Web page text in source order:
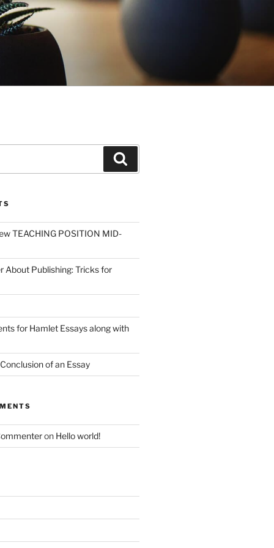
TEACHING POSITION MID-
About Publishing: Tricks for
for Hamlet Essays along with
of an Essay
on Hello world!